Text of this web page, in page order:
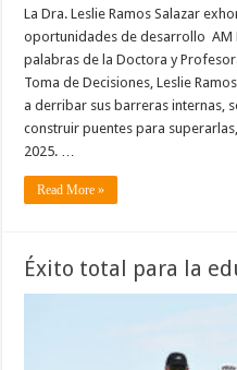
La Dra. Leslie Ramos Salazar
oportunidades de desarrollo AM
palabras de la Doctora y
Toma de Decisiones, Leslie
a derribar sus barreras internas,
construir puentes para
2025. …
Read More »
Éxito total para la